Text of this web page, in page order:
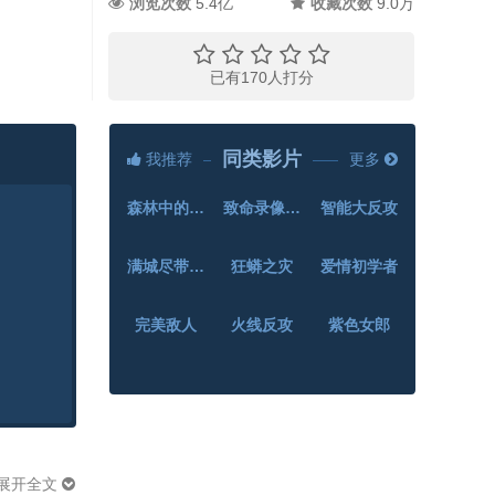
已有170人打分
开全文
我推荐 同类影片 更多
森林中的餐厅 致命录像带99 智能大反攻
满城尽带黄金甲 狂蟒之灾 爱情初学者
完美敌人 火线反攻 紫色女郎